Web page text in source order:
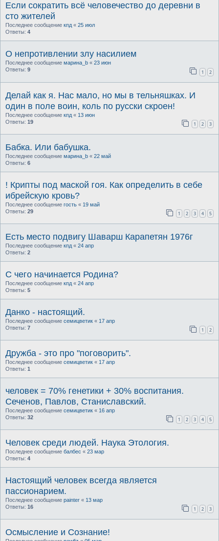
Если сократить всё человечество до деревни в
сто жителей
Последнее сообщение кпд« 25 июл
Ответы: 4
О непротивлении злу насилием
Последнее сообщение марина_b « 23 июн
Ответы: 9 1 2
Делай как я. Нас мало, но мы в тельняшках. И
один в поле воин, коль по русски скроен!
Последнее сообщение кпд « 13 июн
Ответы: 19 1 2 3
Бабка. Или бабушка.
Последнее сообщение марина_b « 22 май
Ответы: 6
! Крипты под маской гоя. Как определить в себе
ибрейскую кровь?
Последнее сообщение гость « 19 май
Ответы: 29 1 2 3 4 5
Есть место подвигу Шаварш Карапетян 1976г
Последнее сообщение кпд « 24 апр
Ответы: 2
С чего начинается Родина?
Последнее сообщение кпд « 24 апр
Ответы: 5
Данко - настоящий.
Последнее сообщение семицветик « 17 апр
Ответы: 7 1 2
Дружба - это про "поговорить".
Последнее сообщение семицветик « 17 апр
Ответы: 1
человек = 70% генетики + 30% воспитания.
Сеченов, Павлов, Станиславский.
Последнее сообщение семицветик « 16 апр
Ответы: 32 1 2 3 4 5
Человек среди людей. Наука Этология.
Последнее сообщение балбес « 23 мар
Ответы: 4
Настоящий человек всегда является
пассионарием.
Последнее сообщение painter « 13 мар
Ответы: 16 1 2 3
Осмысление и Сознание!